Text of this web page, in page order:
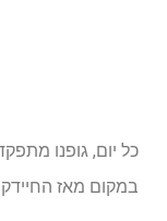
במקום מאז